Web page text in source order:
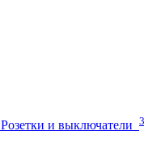
Розетки и выключатели